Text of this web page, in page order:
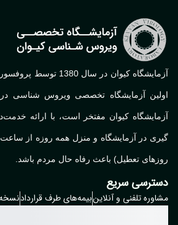
آزمایشگاه کیوان در سال 1380
آزمایشگاه تخصصی ویروس شناسی در
کیوان مفتخر است، با ارائه خدمت‌دهی
تعطیل) باعث رفاه حال مردم باشد.
سریع
تلفنی و آنلاینبیمه‌های طرف قراردادنسخه